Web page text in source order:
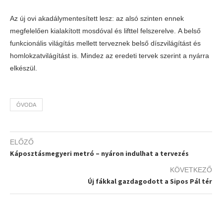
Az új ovi akadálymentesített lesz: az alsó szinten ennek
megfelelően kialakított mosdóval és lifttel felszerelve. A belső
funkcionális világítás mellett terveznek belső díszvilágítást és
homlokzatvilágítást is. Mindez az eredeti tervek szerint a nyárra
elkészül.
ÓVODA
ELŐZŐ
Káposztásmegyeri metró – nyáron indulhat a tervezés
KÖVETKEZŐ
Új fákkal gazdagodott a Sipos Pál tér